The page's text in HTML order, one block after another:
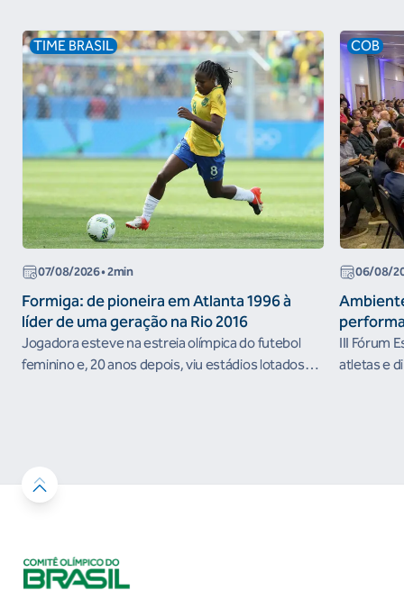
TIME BRASIL
07/08/2026• 2min
Formiga: de pioneira em Atlanta 1996 à
líder de uma geração na Rio 2016
Jogadora esteve na estreia olímpica do futebol
feminino e, 20 anos depois, viu estádios lotados
COB
06/08/
III Fórum
atletas e